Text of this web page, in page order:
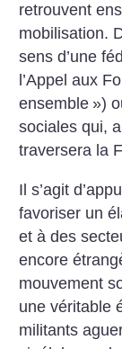
retrouvent
mobilisation.
sens d’une
l’Appel aux
ensemble »)
sociales qui,
traversera la
Il s’agit
favoriser un
et à des
encore
mouvement
une véritable
militants